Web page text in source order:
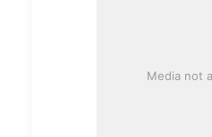
Media not